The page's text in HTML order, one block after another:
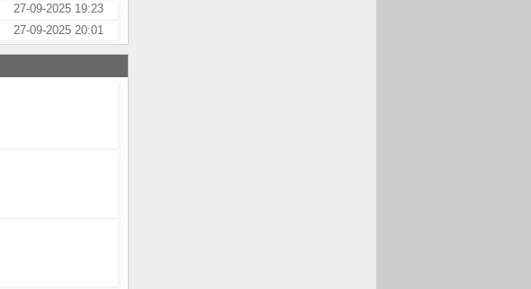
27-09-2025 19:23
27-09-2025 20:01